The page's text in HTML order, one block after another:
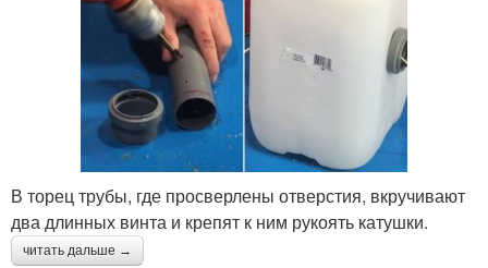
В торец трубы, где просверлены отверстия, вкручивают
два длинных винта и крепят к ним рукоять катушки.
читать дальше →